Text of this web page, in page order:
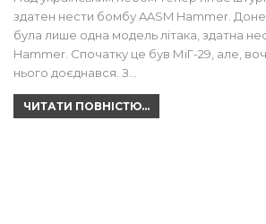
здатен нести бомбу AASM Hammer.
була лише одна модель літака, здатна
Hammer. Спочатку це був МіГ-29, але,
нього доєднався. З…
ЧИТАТИ ПОВНІСТЮ...